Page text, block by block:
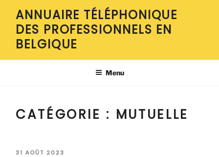
contenu
principal
ANNUAIRE TÉLÉPHONIQUE
DES PROFESSIONNELS EN
BELGIQUE
Menu
CATÉGORIE : MUTUELLE
PUBLIÉ
31 AOÛT 2023